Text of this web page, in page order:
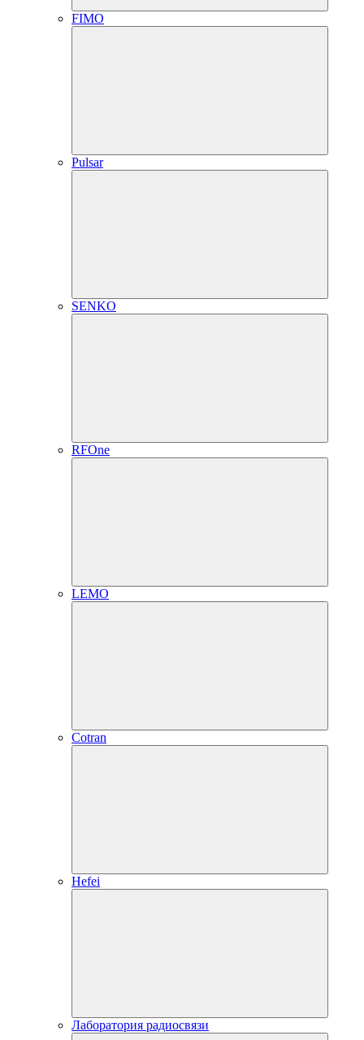
FIMO
Pulsar
SENKO
RFOne
LEMO
Cotran
Hefei
Лаборатория радиосвязи